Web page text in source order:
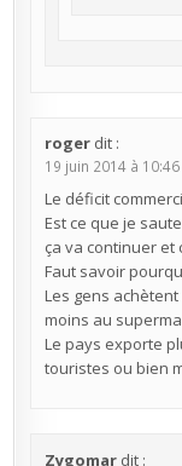
roger dit :
19 juin 2014 à 10:46
Le déficit
Est ce que je
ça va continuer et
Faut savoir
Les gens
moins au
Le pays exporte
touristes ou bien
Zygomar dit :